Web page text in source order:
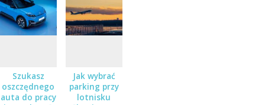
Szukasz
oszczędnego
auta do pracy
Jak wybrać
parking przy
lotnisku